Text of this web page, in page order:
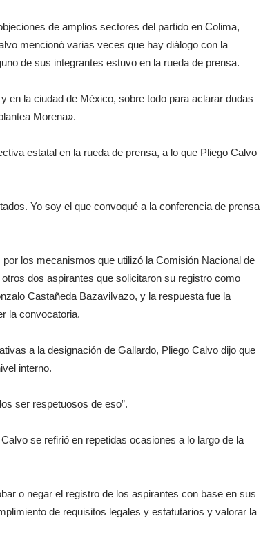
de amplios sectores del partido en Colima,
mencionó varias veces que hay diálogo con la
de sus integrantes estuvo en la rueda de prensa.
en la ciudad de México, sobre todo para aclarar dudas
Morena».
estatal en la rueda de prensa, a lo que Pliego Calvo
Yo soy el que convoqué a la conferencia de prensa
los mecanismos que utilizó la Comisión Nacional de
dos aspirantes que solicitaron su registro como
Castañeda Bazavilvazo, y la respuesta fue la
la convocatoria.
a la designación de Gallardo, Pliego Calvo dijo que
interno.
ser respetuosos de eso”.
se refirió en repetidas ocasiones a lo largo de la
o negar el registro de los aspirantes con base en sus
de requisitos legales y estatutarios y valorar la